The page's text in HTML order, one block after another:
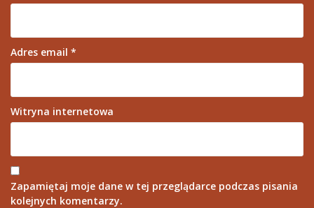
Adres email *
Witryna internetowa
Zapamiętaj moje dane w tej przeglądarce podczas pisania
kolejnych komentarzy.